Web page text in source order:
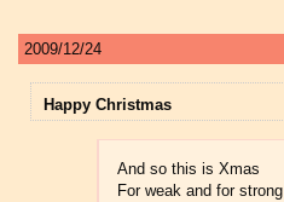
2009/12/24
Happy Christmas
And so this is Xmas
For weak and for strong